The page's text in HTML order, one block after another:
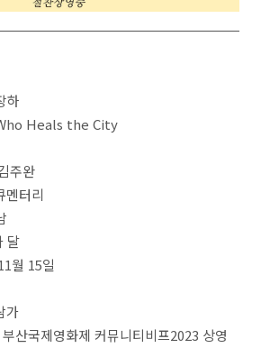
Heals the City
완
터리
15일
산국제영화제 커뮤니티비프2023 상영